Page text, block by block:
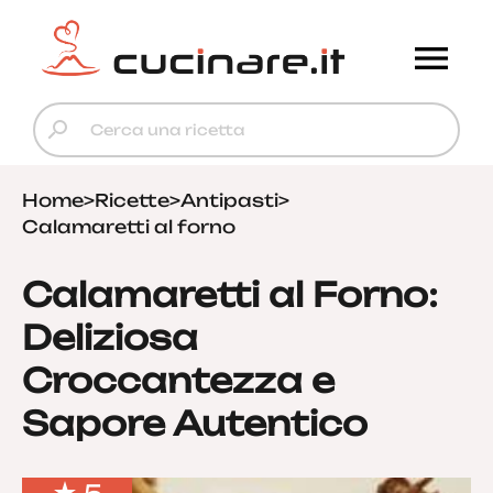
Home>Ricette>Antipasti>
Calamaretti al forno
Calamaretti al Forno:
Deliziosa
Croccantezza e
Sapore Autentico